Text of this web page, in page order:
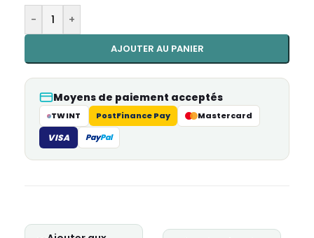
- +
AJOUTER AU PANIER
Alternative:
Moyens de paiement acceptés
TWINT PostFinance Pay Mastercard
VISA PayPal